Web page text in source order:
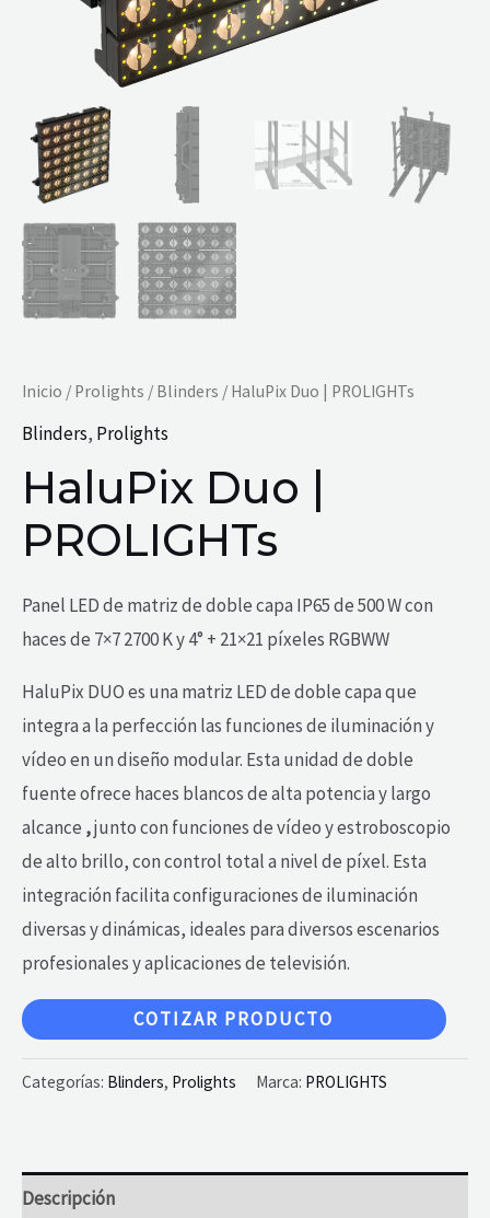
Inicio / Prolights / Blinders / HaluPix Duo | PROLIGHTs
Blinders, Prolights
HaluPix Duo |
PROLIGHTs
Panel LED de matriz de doble capa IP65 de 500 W con
haces de 7×7 2700 K y 4° + 21×21 píxeles RGBWW
HaluPix DUO es una matriz LED de doble capa que
integra a la perfección las funciones de iluminación y
vídeo en un diseño modular. Esta unidad de doble
fuente ofrece haces blancos de alta potencia y largo
alcance ,junto con funciones de vídeo y estroboscopio
de alto brillo, con control total a nivel de píxel. Esta
integración facilita configuraciones de iluminación
diversas y dinámicas, ideales para diversos escenarios
profesionales y aplicaciones de televisión.
COTIZAR PRODUCTO
Categorías: Blinders, Prolights Marca: PROLIGHTS
Descripción